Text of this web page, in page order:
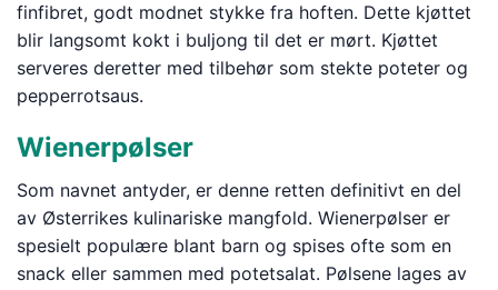
finfibret, godt modnet stykke fra hoften. Dette kjøttet
blir langsomt kokt i buljong til det er mørt. Kjøttet
serveres deretter med tilbehør som stekte poteter og
pepperrotsaus.
Wienerpølser
Som navnet antyder, er denne retten definitivt en del
av Østerrikes kulinariske mangfold. Wienerpølser er
spesielt populære blant barn og spises ofte som en
snack eller sammen med potetsalat. Pølsene lages av